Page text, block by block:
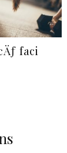
faci